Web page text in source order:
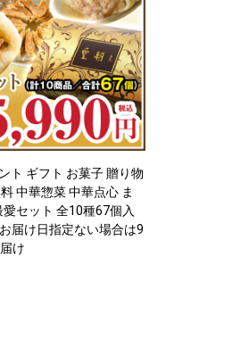
ト ギフト お菓子 贈り物
中華惣菜 中華点心 ま
愛セット 全10種67個入
届け日指定ない場合は9
け